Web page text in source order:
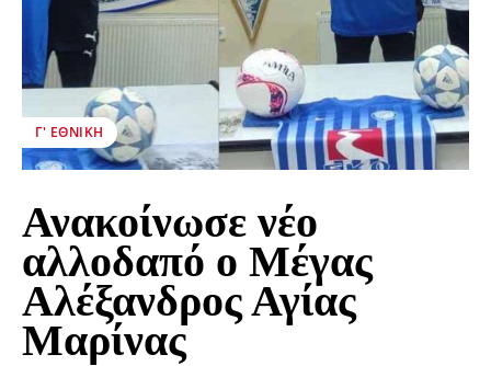
Γ' ΕΘΝΙΚΉ
Ανακοίνωσε νέο
αλλοδαπό ο Μέγας
Αλέξανδρος Αγίας
Μαρίνας